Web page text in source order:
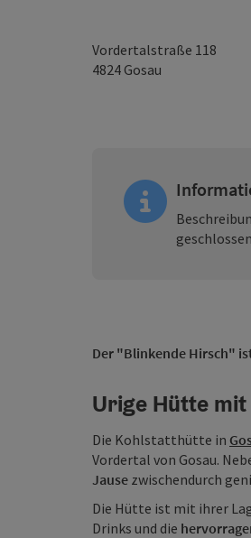
Vordertalstraße 118
4824 Gosau
geschlossen
Der "Blinkende Hirsch"
Urige Hütte
Die Kohlstatthütte in
Vordertal von Gosau.
Jause zwischendurch
Die Hütte ist mit ihrer
Drinks und die